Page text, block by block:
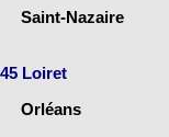
Saint-Nazaire
45 Loiret
Orléans